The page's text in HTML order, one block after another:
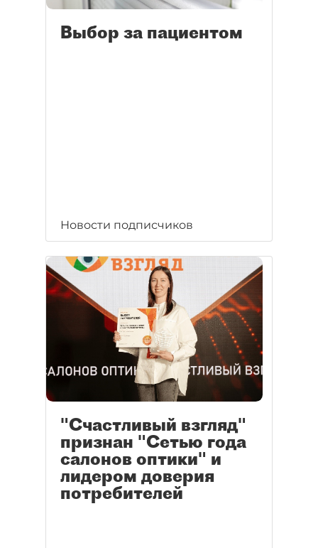
Выбор за пациентом
Новости подписчиков
"Счастливый взгляд"
признан "Сетью года
салонов оптики" и
лидером доверия
потребителей